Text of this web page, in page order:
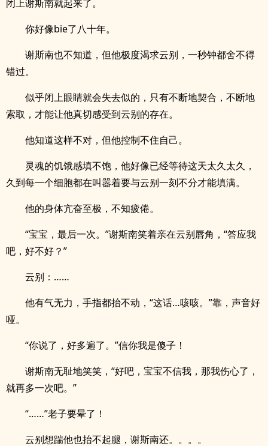
闭上谢斯南就起来了。
你好像bie了八十年。
谢斯南也不知道，但他极度渴求云别，一秒钟都舍不得
错过。
似乎闭上眼睛就会失去似的，只有不断地契合，不断地
索取，才能让他真切感受到云别的存在。
他知道这样不对，但他控制不住自己。
灵魂的饥饿感填不饱，他好像已经等待这天太久太久，
久到每一个细胞都在叫嚣着要与云别一刻不分才能填满。
他的身体亢奋至极，不知疲倦。
“宝宝，最后一次。”谢斯南笑着亲在云别唇角，“答应我
吧，好不好？”
云别：……
他有气无力，手指都抬不动，“这话…咳咳。”靠，声音好
哑。
“你说了，好多遍了。”信你我是傻子！
谢斯南无耻地笑笑，“好吧，宝宝不信我，那我伤心了，
就再多一次吧。”
“……”老子要晕了！
云别想踹他也抬不起腿，谢斯南还。。。。